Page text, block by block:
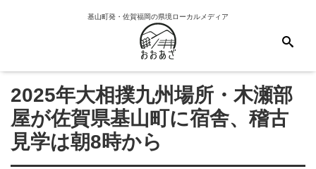
基山町発・佐賀福岡の県境ローカルメディア
2025年大相撲九州場所・木瀬部
屋が佐賀県基山町に宿舎、稽古
見学は朝8時から